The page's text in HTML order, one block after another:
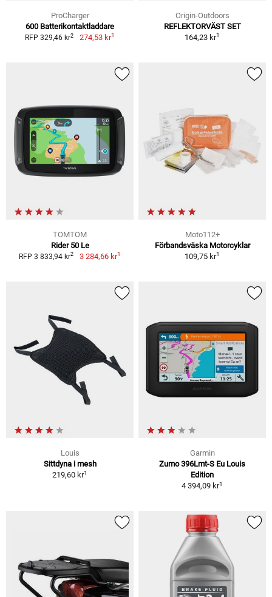
ProCharger
600 Batterikontaktladdare
RFP 329,46 kr2 274,53 kr1
Origin-Outdoors
REFLEKTORVÄST SET
164,23 kr1
TOMTOM
Rider 50 Le
RFP 3 833,94 kr2 3 284,66 kr1
Moto112+
Förbandsväska Motorcyklar
109,75 kr1
Louis
Sittdyna i mesh
219,60 kr1
Garmin
Zumo 396Lmt-S Eu Louis
Edition
4 394,09 kr1